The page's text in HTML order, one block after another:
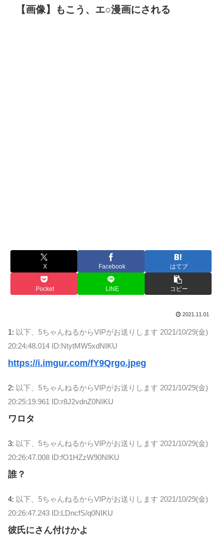
【画像】もこう、エ○漫画にされる
X Facebook はてブ
Pocket LINE コピー
2021.11.01
1: 以下、5ちゃんねるからVIPがお送りします 2021/10/29(金)
20:24:48.014 ID:NtytMW5xdNIKU
https://i.imgur.com/fY9Qrgo.jpeg
2: 以下、5ちゃんねるからVIPがお送りします 2021/10/29(金)
20:25:19.961 ID:r8J2vdnZ0NIKU
ワロタ
3: 以下、5ちゃんねるからVIPがお送りします 2021/10/29(金)
20:26:47.008 ID:fO1HZzW90NIKU
誰？
4: 以下、5ちゃんねるからVIPがお送りします 2021/10/29(金)
20:26:47.243 ID:LDncfS/q0NIKU
彼氏にさん付けかよ